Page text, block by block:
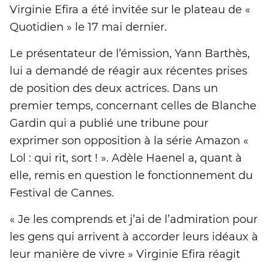
Virginie Efira a été invitée sur le plateau de «
Quotidien » le 17 mai dernier.
Le présentateur de l’émission, Yann Barthès,
lui a demandé de réagir aux récentes prises
de position des deux actrices. Dans un
premier temps, concernant celles de Blanche
Gardin qui a publié une tribune pour
exprimer son opposition à la série Amazon «
Lol : qui rit, sort ! ». Adèle Haenel a, quant à
elle, remis en question le fonctionnement du
Festival de Cannes.
« Je les comprends et j’ai de l’admiration pour
les gens qui arrivent à accorder leurs idéaux à
leur manière de vivre » Virginie Efira réagit